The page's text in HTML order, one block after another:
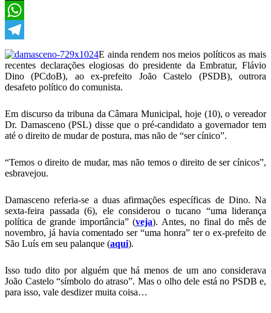
X
WhatsApp
Telegram
E ainda rendem nos meios políticos as mais
recentes declarações elogiosas do presidente da Embratur, Flávio
Dino (PCdoB), ao ex-prefeito João Castelo (PSDB), outrora
desafeto político do comunista.
Em discurso da tribuna da Câmara Municipal, hoje (10), o vereador
Dr. Damasceno (PSL) disse que o pré-candidato a governador tem
até o direito de mudar de postura, mas não de “ser cínico”.
“Temos o direito de mudar, mas não temos o direito de ser cínicos”,
esbravejou.
Damasceno referia-se a duas afirmações específicas de Dino. Na
sexta-feira passada (6), ele considerou o tucano “uma liderança
política de grande importância” (veja). Antes, no final do mês de
novembro, já havia comentado ser “uma honra” ter o ex-prefeito de
São Luís em seu palanque (aqui).
Isso tudo dito por alguém que há menos de um ano considerava
João Castelo “símbolo do atraso”. Mas o olho dele está no PSDB e,
para isso, vale desdizer muita coisa…